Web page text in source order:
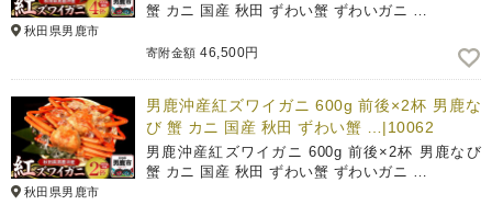
秋田県男鹿市
蟹 カニ 国産 秋田 ずわい蟹 ずわいガニ …
寄附金額 46,500円
秋田県男鹿市
男鹿沖産紅ズワイガニ 600g 前後×2杯 男鹿な
び 蟹 カニ 国産 秋田 ずわい蟹 …|10062
男鹿沖産紅ズワイガニ 600g 前後×2杯 男鹿なび
蟹 カニ 国産 秋田 ずわい蟹 ずわいガニ …